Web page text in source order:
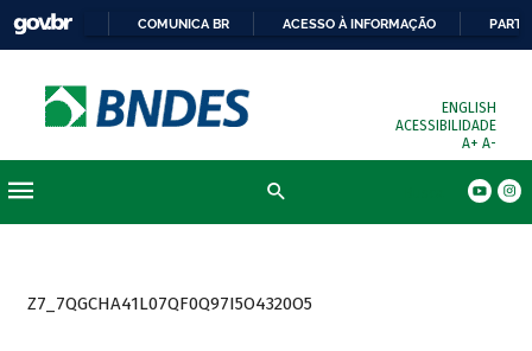
COMUNICA BR ACESSO À INFORMAÇÃO
ENGLISH
ACESSIBILIDADE
A+ A-
Z7_7QGCHA41L07QF0Q97I5O4320O5